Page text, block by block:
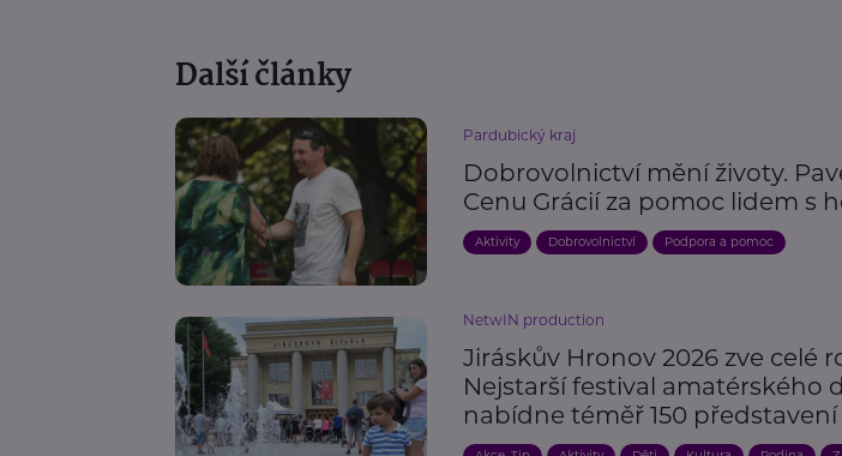
Další články
Pardubický kraj
Dobrovolnictví mění životy.
Cenu Grácií za pomoc lidem s
Aktivity Dobrovolnictví Podpora a pomoc
NetwIN production
Jiráskův Hronov 2026 zve celé
Nejstarší festival amatérského
nabídne téměř 150 představení